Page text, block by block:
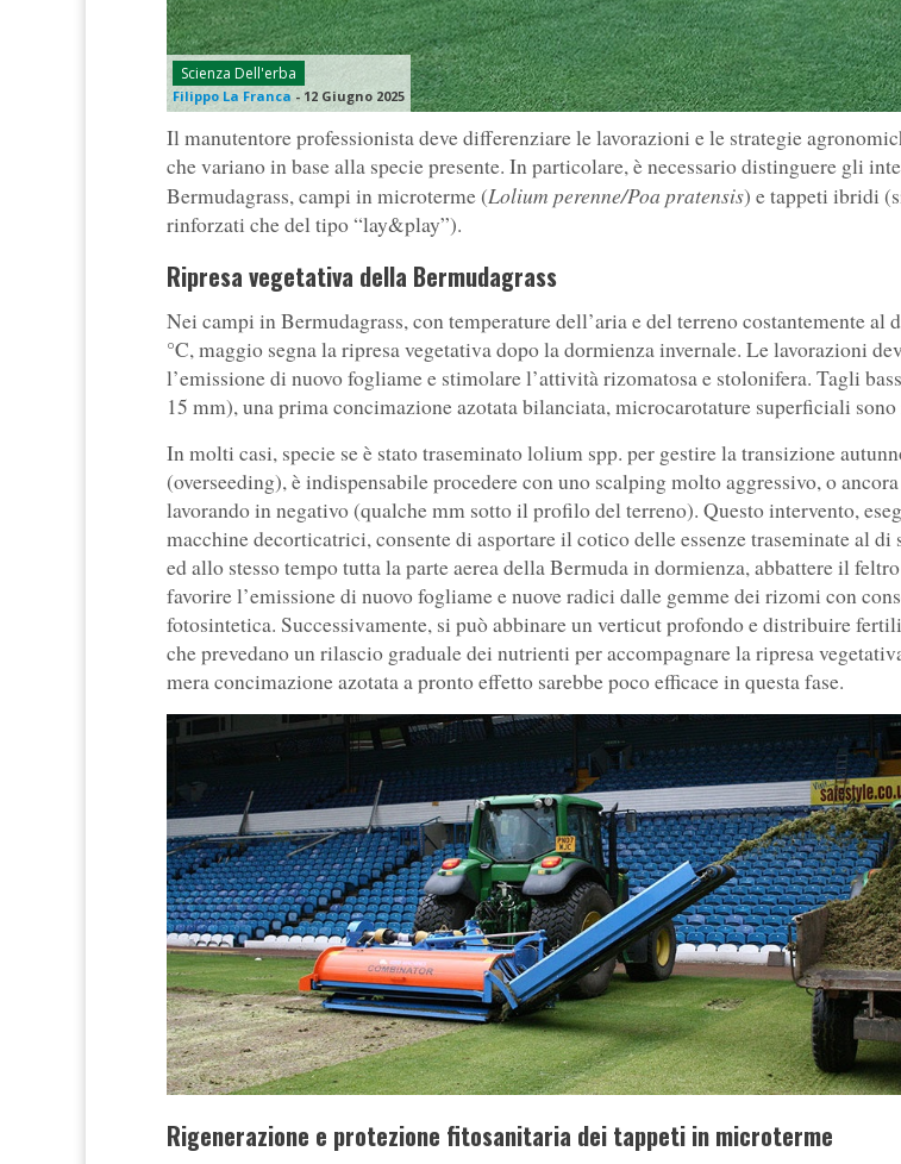
Scienza Dell'erba
Filippo La Franca - 12 Giugno 2025
Il manutentore professionista deve differenziare le lavorazioni e le strategie
che variano in base alla specie presente. In particolare, è necessario distinguere gli
Bermudagrass, campi in microterme (Lolium perenne/Poa pratensis) e tappeti ibridi
rinforzati che del tipo “lay&play”).
Ripresa vegetativa della Bermudagrass
Nei campi in Bermudagrass, con temperature dell’aria e del terreno costantemente al
°C, maggio segna la ripresa vegetativa dopo la dormienza invernale. Le lavorazioni
l’emissione di nuovo fogliame e stimolare l’attività rizomatosa e stolonifera. Tagli
15 mm), una prima concimazione azotata bilanciata, microcarotature superficiali
In molti casi, specie se è stato traseminato lolium spp. per gestire la transizione
(overseeding), è indispensabile procedere con uno scalping molto aggressivo, o
lavorando in negativo (qualche mm sotto il profilo del terreno). Questo intervento,
macchine decorticatrici, consente di asportare il cotico delle essenze traseminate al
ed allo stesso tempo tutta la parte aerea della Bermuda in dormienza, abbattere il
favorire l’emissione di nuovo fogliame e nuove radici dalle gemme dei rizomi con
fotosintetica. Successivamente, si può abbinare un verticut profondo e distribuire
che prevedano un rilascio graduale dei nutrienti per accompagnare la ripresa
mera concimazione azotata a pronto effetto sarebbe poco efficace in questa fase.
Rigenerazione e protezione fitosanitaria dei tappeti in microterme